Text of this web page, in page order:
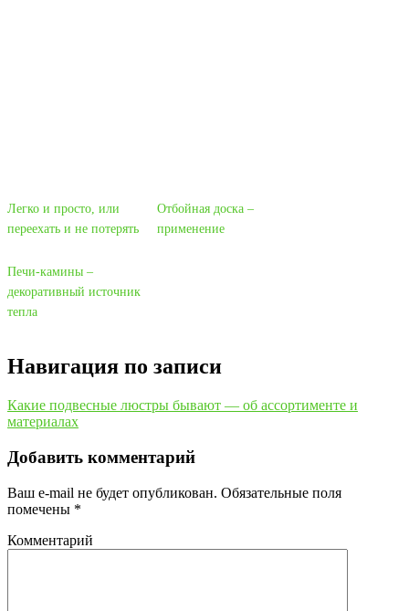
Легко и просто, или
переехать и не потерять
Отбойная доска –
применение
Печи-камины –
декоративный источник
тепла
Навигация по записи
Какие подвесные люстры бывают — об ассортименте и
материалах
Добавить комментарий
Ваш e-mail не будет опубликован. Обязательные поля
помечены *
Комментарий